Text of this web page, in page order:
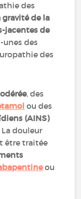
des
de la
jacentes de
unes des
des
, des
ou des
(AINS)
douleur
être traitée
ou